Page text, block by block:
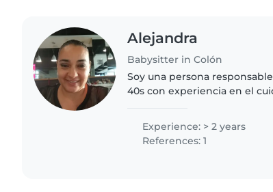
Alejandra
Babysitter in Colón
Soy una persona
40s con experiencia en el
los niños. Tengo un..
Experience: > 2 years
References: 1